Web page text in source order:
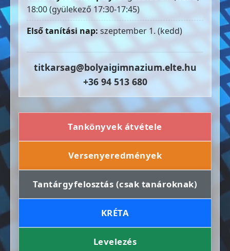
18:00 (gyülekező 17:30-17:45)
Első tanítási nap: szeptember 1. (kedd)
titkarsag@bolyaigimnazium.elte.hu
+36 94 513 680
Tankönyvek átvétele
Versenyeredmények
Tantárgyfelosztás (csak tanároknak)
KRÉTA
Levelezés